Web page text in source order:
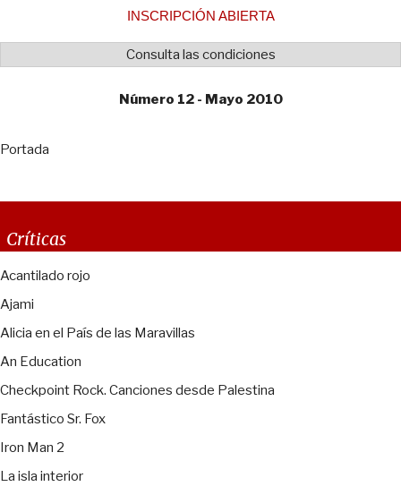
INSCRIPCIÓN ABIERTA
Consulta las condiciones
Número 12 - Mayo 2010
Portada
Críticas
Acantilado rojo
Ajami
Alicia en el País de las Maravillas
An Education
Checkpoint Rock. Canciones desde Palestina
Fantástico Sr. Fox
Iron Man 2
La isla interior